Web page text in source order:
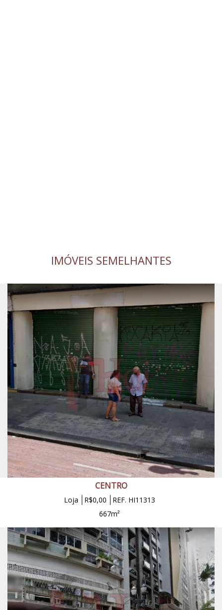
IMÓVEIS SEMELHANTES
CENTRO
Loja R$0,00
REF. HI11313
667m²